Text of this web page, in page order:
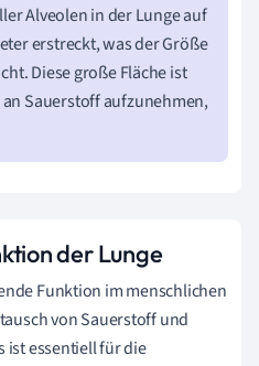
Alveolen in der Lunge auf
erstreckt, was der Größe
Diese große Fläche ist
Sauerstoff aufzunehmen,
der Lunge
Funktion im menschlichen
von Sauerstoff und
ist essentiell für die